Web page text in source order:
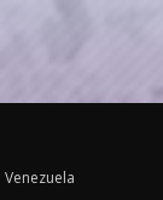
Venezuela